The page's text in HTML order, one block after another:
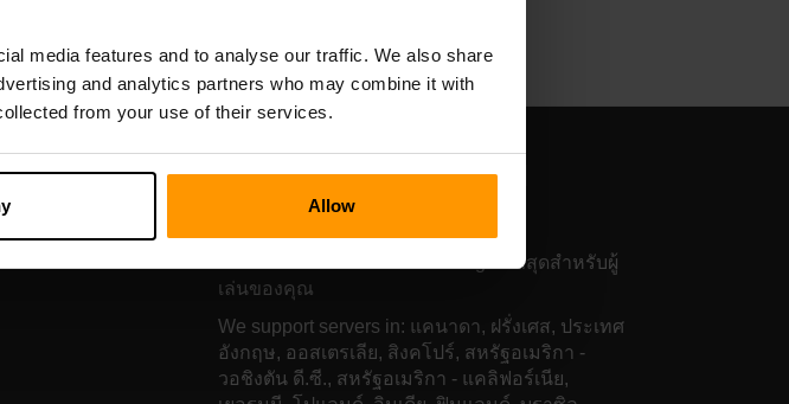
media features and to analyse our traffic. We also share
and analytics partners who may combine it with
from your use of their services.
Allow
โฮสติ้งเซิร์ฟเวอร์เกม
Necesse
เซิร์ฟเวอร์ของเราทั่วโลกให้ Ping ต่ำที่สุดสำหรับผู้
เล่นของคุณ
We support servers in: แคนาดา, ฝรั่งเศส, ประเทศ
อังกฤษ, ออสเตรเลีย, สิงคโปร์, สหรัฐอเมริกา -
วอชิงตัน ดี.ซี., สหรัฐอเมริกา - แคลิฟอร์เนีย,